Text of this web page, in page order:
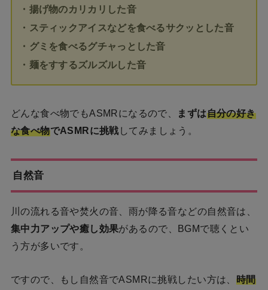
・揚げ物のカリカリした音
・スティックアイスなどを食べるサクッとした音
・グミを食べるグチャっとした音
・麺をすするズルズルした音
どんな食べ物でもASMRになるので、 まずは自分の好き
な食べ物でASMRに挑戦 してみましょう。
自然音
川の流れる音や焚火の音、雨が降る音などの自然音は、
集中力アップや癒し効果があるので、BGMで聴くとい
う方が多いです。
ですので、もし自然音でASMRに挑戦したい方は、 時間